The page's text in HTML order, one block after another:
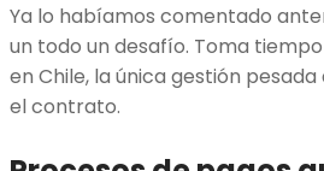
Ya lo habíamos comentado
un todo un desafío. Toma
en Chile, la única gestión
el contrato.